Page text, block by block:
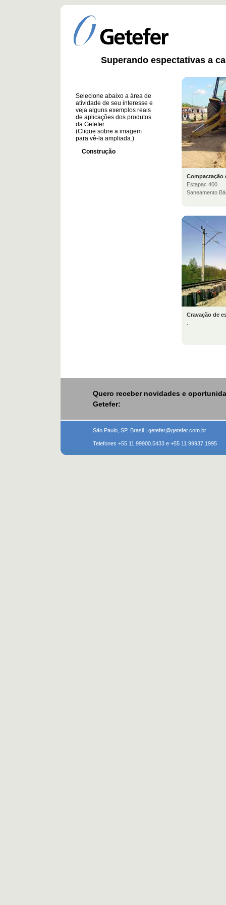
Superando espectativas a
Selecione abaixo a área de
atividade de seu interesse e
veja alguns exemplos reais
de aplicações dos produtos
da Getefer.
(Clique sobre a imagem
para vê-la ampliada.)
Construção
Compactação
Estapac 400
Saneamento
Cravação de
Quero receber novidades e
Getefer:
São Paulo, SP, Brasil | getefer@getefer.com.br
Telefones +55 11 99900.5433 e +55 11 99937.1995